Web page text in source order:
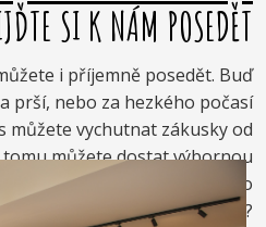
SI K NÁM POSEDĚT
i příjemně posedět. Buď
prší, nebo za hezkého počasí
můžete vychutnat zákusky od
tomu můžete dostat výbornou
dáte zrmzlinový pohár nebo
vynikající točenou zmrzlinu?